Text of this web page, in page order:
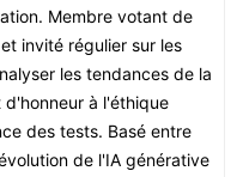
Membre votant de
invité régulier sur les
les tendances de la
d'honneur à l'éthique
des tests. Basé entre
de l'IA générative